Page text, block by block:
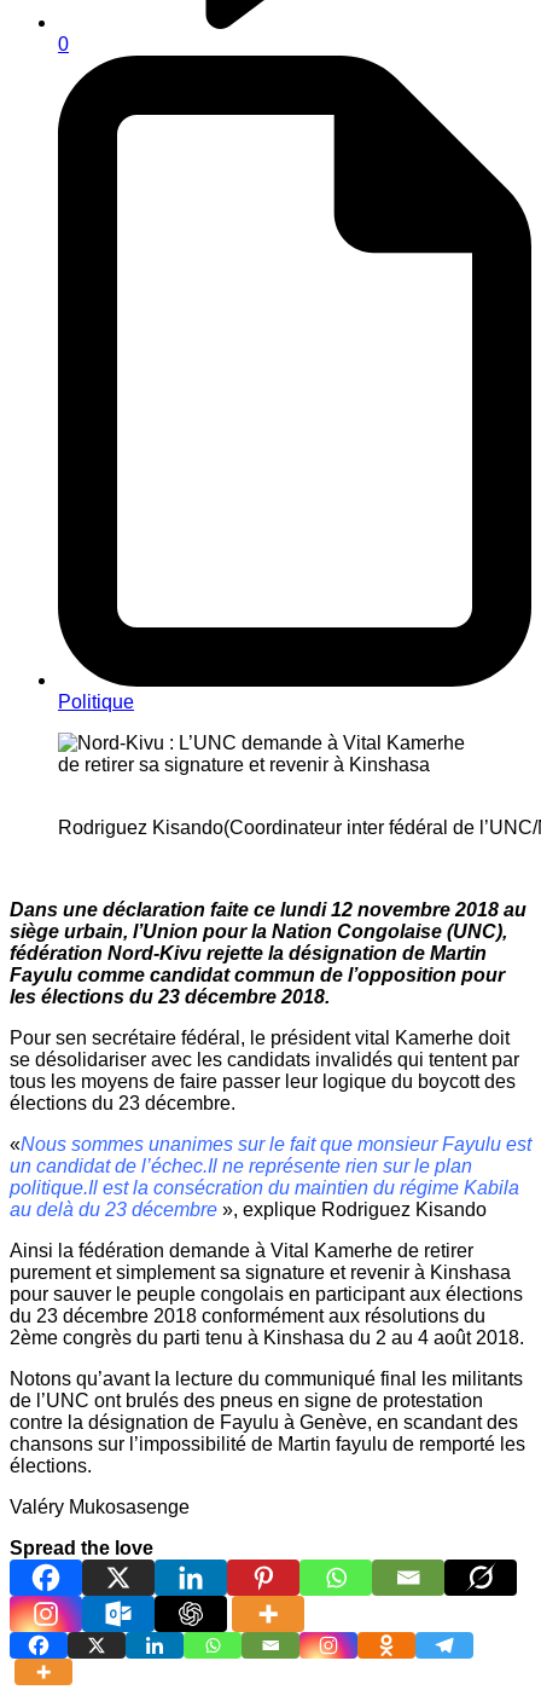
0
Politique
Rodriguez Kisando(Coordinateur inter fédéral de
Dans une déclaration faite ce lundi 12 novembre 2018 au
siège urbain, l’Union pour la Nation Congolaise (UNC),
fédération Nord-Kivu rejette la désignation de Martin
Fayulu comme candidat commun de l’opposition pour
les élections du 23 décembre 2018.
Pour sen secrétaire fédéral, le président vital Kamerhe doit
se désolidariser avec les candidats invalidés qui tentent par
tous les moyens de faire passer leur logique du boycott des
élections du 23 décembre.
«Nous sommes unanimes sur le fait que monsieur Fayulu est
un candidat de l’échec.Il ne représente rien sur le plan
politique.Il est la consécration du maintien du régime Kabila
au delà du 23 décembre », explique Rodriguez Kisando
Ainsi la fédération demande à Vital Kamerhe de retirer
purement et simplement sa signature et revenir à Kinshasa
pour sauver le peuple congolais en participant aux élections
du 23 décembre 2018 conformément aux résolutions du
2ème congrès du parti tenu à Kinshasa du 2 au 4 août 2018.
Notons qu’avant la lecture du communiqué final les militants
de l’UNC ont brulés des pneus en signe de protestation
contre la désignation de Fayulu à Genève, en scandant des
chansons sur l’impossibilité de Martin fayulu de remporté les
élections.
Valéry Mukosasenge
Spread the love